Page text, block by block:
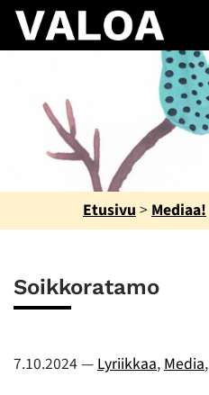
Etusivu > Mediaa!
Soikkoratamo
7.10.2024— Lyriikkaa, Media,